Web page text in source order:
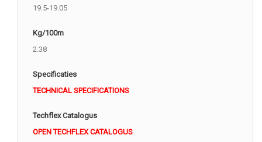
19.5-19.05
Kg/100m
2.38
Specificaties
TECHNICAL SPECIFICATIONS
Techflex Catalogus
OPEN TECHFLEX CATALOGUS